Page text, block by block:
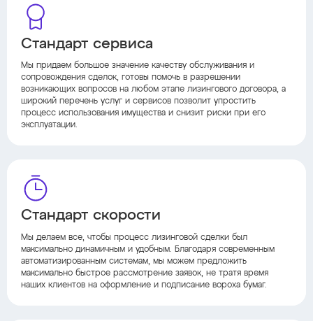
Стандарт сервиса
Мы придаем большое значение качеству обслуживания и
сопровождения сделок, готовы помочь в разрешении
возникающих вопросов на любом этапе лизингового договора, а
широкий перечень услуг и сервисов позволит упростить
процесс использования имущества и снизит риски при его
эксплуатации.
Стандарт скорости
Мы делаем все, чтобы процесс лизинговой сделки был
максимально динамичным и удобным. Благодаря современным
автоматизированным системам, мы можем предложить
максимально быстрое рассмотрение заявок, не тратя время
наших клиентов на оформление и подписание вороха бумаг.